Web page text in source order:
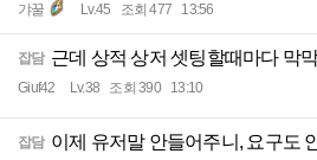
갸꿀 Lv.45 조회 477 13:56
잡담 근데 상적 상저 셋팅할때마다 막
Giuf42 Lv.38 조회 390 13:10
잡담 이제 유저말 안들어주니, 요구도